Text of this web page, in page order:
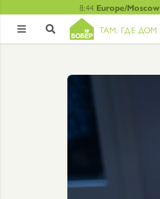
8:44 Europe/Moscow
  ТАМ, ГДЕ ДОМ